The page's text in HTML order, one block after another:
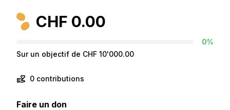
CHF 0.00
0%
Sur un objectif de CHF 10'000.00
volunteer_activism 0 contributions
Faire un don